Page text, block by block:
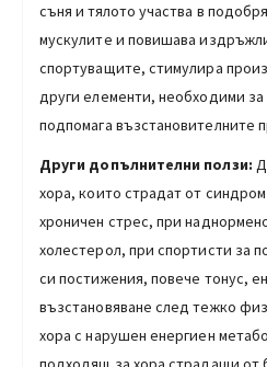
съня и тялото участва в
мускулите и повишава
спортуващите, стимулира
други елементи, необходими
подпомага възстановителните
Други допълнителни ползи:
хора, които страдат от
хроничен стрес, при
холестерол, при спортисти за
си постижения, повече тонус,
възстановяване след тежко
хора с нарушен енергиен